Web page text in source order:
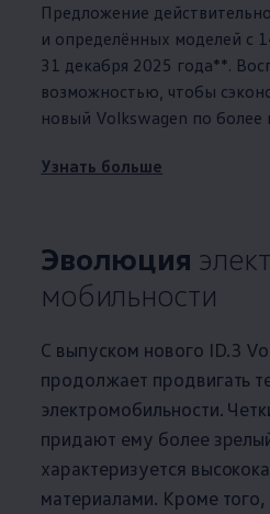
Предложение
и определённых моделей с
31 декабря 2025 года**.
возможностью, чтобы
новый Volkswagen по более
Узнать больше
Эволюция
мобильности
С выпуском нового ID.3
продолжает продвигать
электромобильности.
придают ему более
характеризуется
материалами. Кроме